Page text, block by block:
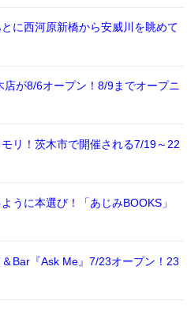
に西河原新橋から安威川を眺めて
が8/6オープン！8/9までオープニ
リ！茨木市で開催される7/19～22
うに本選び！「あじみBOOKS」
Bar『Ask Me』7/23オープン！23